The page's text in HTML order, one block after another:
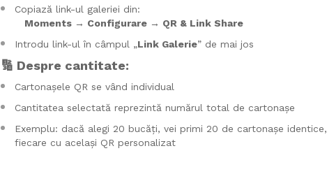
Copiază link-ul galeriei din:
Moments → Configurare → QR & Link Share
Introdu link-ul în câmpul „Link Galerie” de mai jos
🔢 Despre cantitate:
Cartonașele QR se vând individual
Cantitatea selectată reprezintă numărul total de cartonașe
Exemplu: dacă alegi 20 bucăți, vei primi 20 de cartonașe identice,
fiecare cu același QR personalizat